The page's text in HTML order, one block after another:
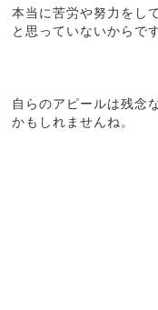
本当に苦労や努力をし
と思っていないからです
自らのアピールは残念
かもしれませんね。